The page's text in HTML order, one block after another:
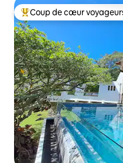
Coups de cœur voyageurs
Coup de cœur